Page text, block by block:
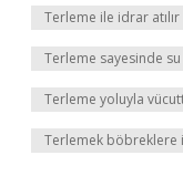
Terleme ile idrar atılır
Terleme sayesinde su
Terleme yoluyla
Terlemek böbreklere